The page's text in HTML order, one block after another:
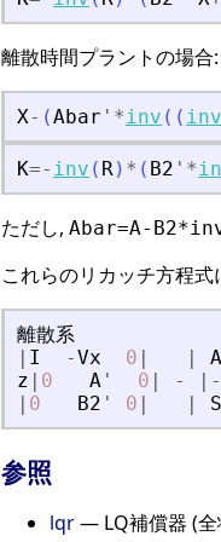
離散時間プラントの場合:
X- (Abar ' *inv ( ( inv
K=- inv ( R) * ( B2 ' *
ただし, Abar=A-
これらのリカッチ方程
離散系
I -Vx 0 A
z
0 A ' 0 - -
0 B2 ' 0 S
参照
lqr— LQ補償器 (全